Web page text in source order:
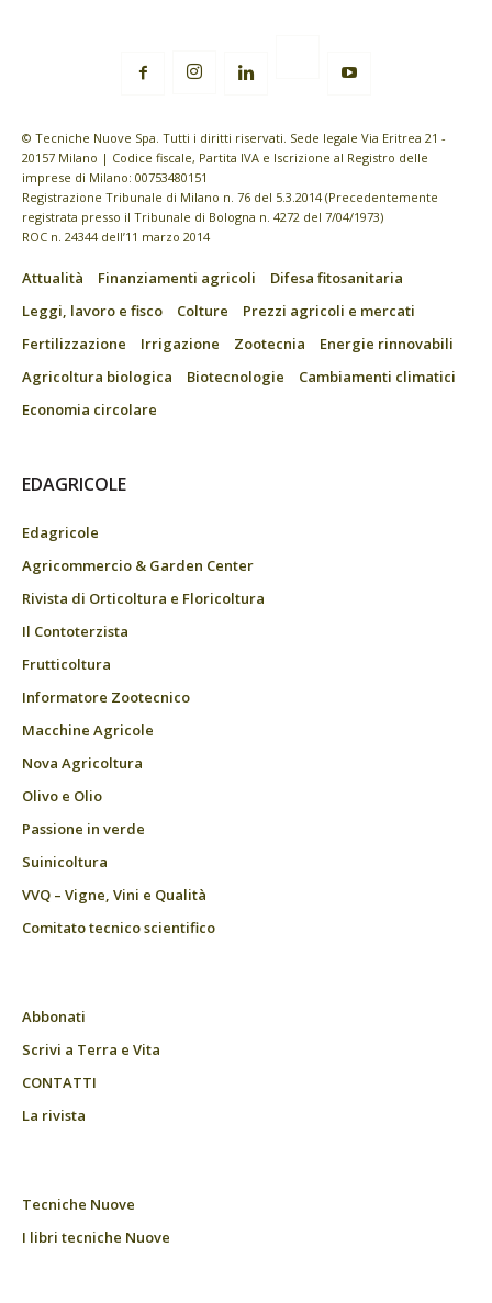
© Tecniche Nuove Spa. Tutti i diritti riservati. Sede legale Via Eritrea 21 -
20157 Milano | Codice fiscale, Partita IVA e Iscrizione al Registro delle
imprese di Milano: 00753480151
Registrazione Tribunale di Milano n. 76 del 5.3.2014 (Precedentemente
registrata presso il Tribunale di Bologna n. 4272 del 7/04/1973)
ROC n. 24344 dell’11 marzo 2014
Attualità Finanziamenti agricoli
Difesa fitosanitaria
Leggi, lavoro e fisco
Colture
Prezzi agricoli e mercati
Fertilizzazione
Irrigazione Zootecnia
Energie rinnovabili
Agricoltura biologica
Biotecnologie
Cambiamenti climatici
Economia circolare
EDAGRICOLE
Edagricole
Agricommercio & Garden Center
Rivista di Orticoltura e Floricoltura
Il Contoterzista
Frutticoltura
Informatore Zootecnico
Macchine Agricole
Nova Agricoltura
Olivo e Olio
Passione in verde
Suinicoltura
VVQ – Vigne, Vini e Qualità
Comitato tecnico scientifico
Abbonati
Scrivi a Terra e Vita
CONTATTI
La rivista
Tecniche Nuove
I libri tecniche Nuove